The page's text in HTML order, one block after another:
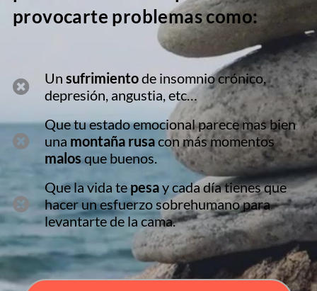
provocarte problemas como:
Un sufrimientode insomnio crónico,
depresión, angustia, etc…
Que tu estado emocional parece mas bien
una montaña rusacon más momentos
malosque buenos.
Que la vida te pesay cada día tienes que
hacer un esfuerzo sobrehumano para
levantarte de la cama.